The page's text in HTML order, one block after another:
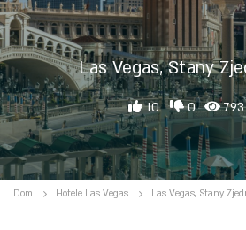
Las Vegas, Stany
10 0 793
Dom Hotele Las Vegas Las Vegas, Stany